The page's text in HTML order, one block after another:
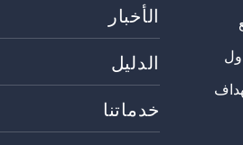
الأخبار
الدليل
خدماتنا